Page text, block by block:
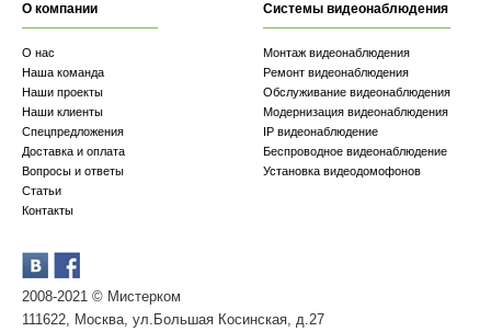
О компании
О нас
Наша команда
Наши проекты
Наши клиенты
Спецпредложения
Доставка и оплата
Вопросы и ответы
Статьи
Контакты
2008-2021 © Мистерком
111622, Москва, ул.Большая Косинская, д.27
Системы видеонаблюдения
Монтаж видеонаблюдения
Ремонт видеонаблюдения
Обслуживание видеонаблюдения
Модернизация видеонаблюдения
IP видеонаблюдение
Беспроводное видеонаблюдение
Установка видеодомофонов